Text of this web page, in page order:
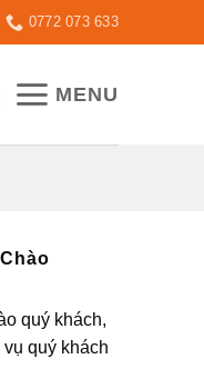
0772 073 633
MENU
quý khách,
quý khách